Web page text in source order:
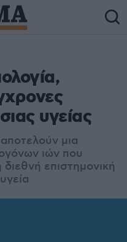
υγείας
μια
ιών που
επιστημονική